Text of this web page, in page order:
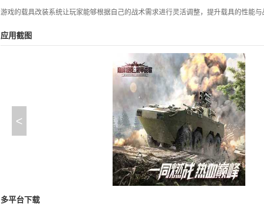
游戏的载具改装系统让玩家能够根据自己的战术需求进行灵活调整，提升载具的性能与
应用截图
<
多平台下载